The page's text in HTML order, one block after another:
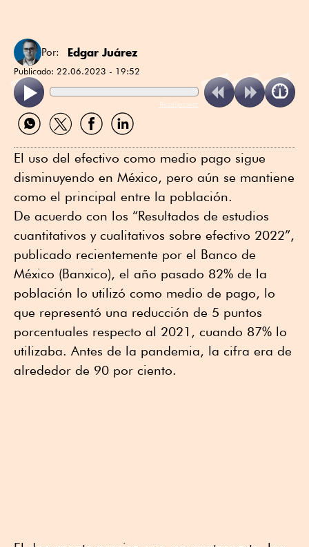
Por: Edgar Juárez
Publicado: 22.06.2023 - 19:52
ReadSpeaker
Compartir
por
Compartir
por
Compartir
por
Compartir
por
El uso del efectivo como medio pago sigue
disminuyendo en México, pero aún se mantiene
como el principal entre la población.
De acuerdo con los “Resultados de estudios
cuantitativos y cualitativos sobre efectivo 2022”,
publicado recientemente por el Banco de
México (Banxico), el año pasado 82% de la
población lo utilizó como medio de pago, lo
que representó una reducción de 5 puntos
porcentuales respecto al 2021, cuando 87% lo
utilizaba. Antes de la pandemia, la cifra era de
alrededor de 90 por ciento.